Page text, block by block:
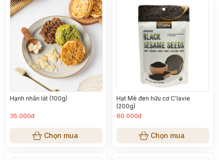
Hạnh nhân lát (100g)
35.000đ
Chọn mua
Hạt Mè đen hữu cơ C'lavie
(200g)
60.000đ
Chọn mua